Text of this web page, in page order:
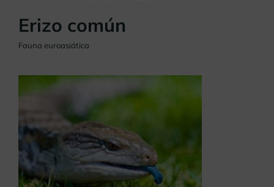
Erizo común
Fauna euroasiática